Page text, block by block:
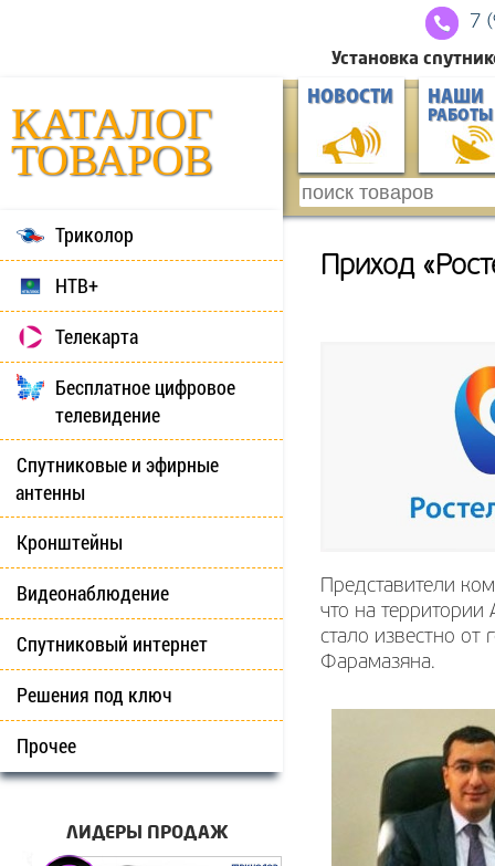
7
Установка
КАТАЛОГ
ТОВАРОВ
НОВОСТИ НАШИ
РАБОТЫ
Триколор
НТВ+
Телекарта
Бесплатное цифровое
телевидение
Спутниковые и эфирные
антенны
Кронштейны
Видеонаблюдение
Спутниковый интернет
Решения под ключ
Прочее
ЛИДЕРЫ ПРОДАЖ
Приход
Представители
что на территории
стало известно от
Фарамазяна.